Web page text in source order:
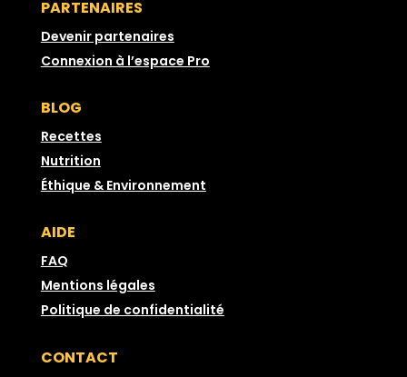
PARTENAIRES
Devenir partenaires
Connexion à l’espace Pro
BLOG
Recettes
Nutrition
Éthique & Environnement
AIDE
FAQ
Mentions légales
Politique de confidentialité
CONTACT